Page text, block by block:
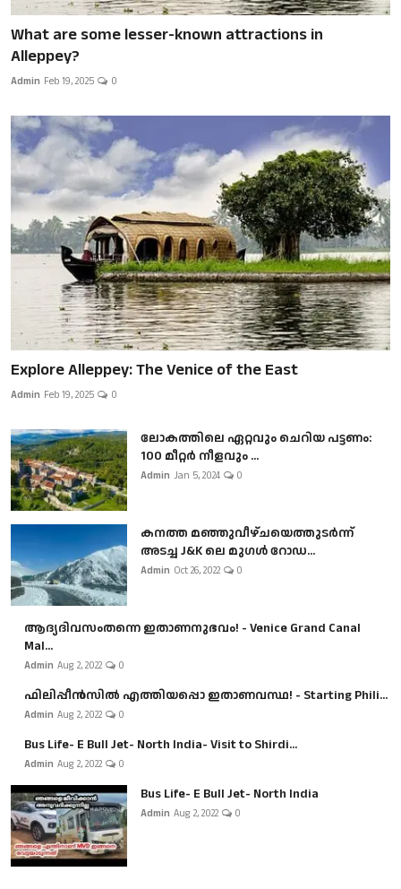
What are some lesser-known attractions in
Alleppey?
Admin Feb 19, 2025 0
Explore Alleppey: The Venice of the East
Admin Feb 19, 2025 0
ലോകത്തിലെ ഏറ്റവും ചെറിയ പട്ടണം:
100 മീറ്റർ നീളവും ...
Admin Jan 5, 2024 0
കനത്ത മഞ്ഞുവീഴ്ചയെത്തുടർന്ന്
അടച്ച J&K ലെ മുഗൾ റോഡ...
Admin Oct 26, 2022 0
ആദ്യദിവസംതന്നെ ഇതാണനുഭവം! - Venice Grand Canal
Mal...
Admin Aug 2, 2022 0
ഫിലിപ്പീൻസിൽ എത്തിയപ്പൊ ഇതാണവസ്ഥ! - Starting Phili...
Admin Aug 2, 2022 0
Bus Life- E Bull Jet- North India- Visit to Shirdi...
Admin Aug 2, 2022 0
Bus Life- E Bull Jet- North India
Admin Aug 2, 2022 0